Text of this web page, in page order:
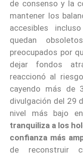
de consenso y la
mantener los
accesibles
quedan
preocupados por
dejar fondos
reaccionó al
cayendo más de
divulgación del 29
nivel más bajo
tranquiliza a los
confianza más
de reconstruir